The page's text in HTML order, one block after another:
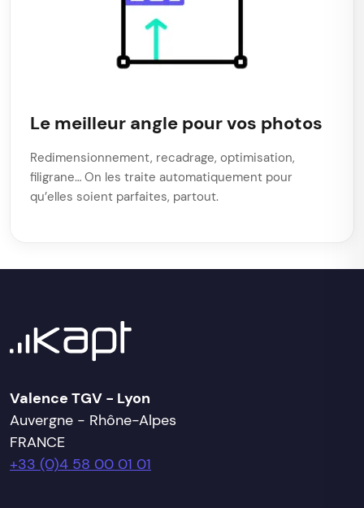
Le meilleur angle pour vos photos
Redimensionnement, recadrage, optimisation,
filigrane… On les traite automatiquement pour
qu’elles soient parfaites, partout.
Valence TGV - Lyon
Auvergne - Rhône-Alpes
FRANCE
+33 (0)4 58 00 01 01